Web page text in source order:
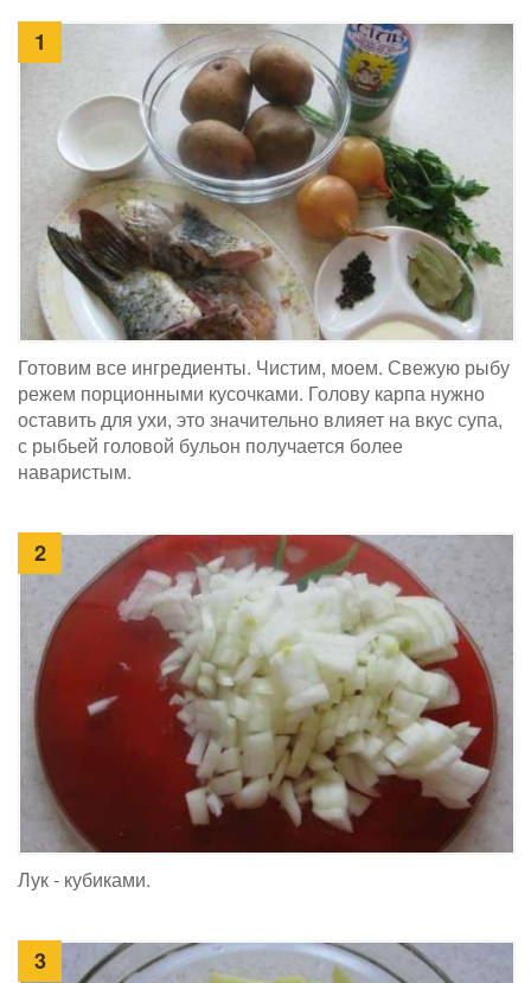
1
Готовим все ингредиенты. Чистим, моем. Свежую рыбу
режем порционными кусочками. Голову карпа нужно
оставить для ухи, это значительно влияет на вкус супа,
с рыбьей головой бульон получается более
наваристым.
2
Лук - кубиками.
3